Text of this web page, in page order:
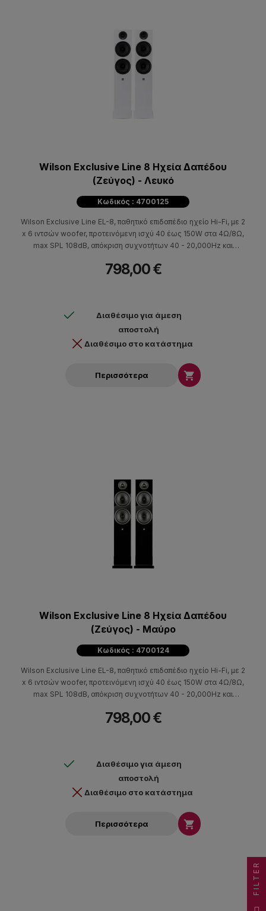
Wilson Exclusive Line 8 Ηχεία Δαπέδου
(Ζεύγος) - Λευκό
Κωδικός : 4700125
Wilson Exclusive Line EL-8, παθητικό επιδαπέδιο ηχείο Hi-Fi, με 2
x 6 ιντσών woofer, προτεινόμενη ισχύ 40 έως 150W στα 4Ω/8Ω,
max SPL 108dB, απόκριση συχνοτήτων 40 - 20,000Hz και
μοντέρνο σε σχεδιασμό ηχείο κατασκευασμένο με ιδιαίτερη
798,00 €
Διαθέσιμο για άμεση
αποστολή
Διαθέσιμο στο κατάστημα
Περισσότερα 
Wilson Exclusive Line 8 Ηχεία Δαπέδου
(Ζεύγος) - Μαύρο
Κωδικός : 4700124
Wilson Exclusive Line EL-8, παθητικό επιδαπέδιο ηχείο Hi-Fi, με 2
x 6 ιντσών woofer, προτεινόμενη ισχύ 40 έως 150W στα 4Ω/8Ω,
max SPL 108dB, απόκριση συχνοτήτων 40 - 20,000Hz και
μοντέρνο σε σχεδιασμό ηχείο κατασκευασμένο με ιδιαίτερη
798,00 €
Διαθέσιμο για άμεση
αποστολή
Διαθέσιμο στο κατάστημα
Περισσότερα 
FILTER